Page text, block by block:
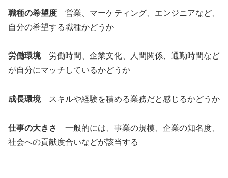
職種の希望度 営業、マーケティング、エンジニアなど、
自分の希望する職種かどうか
労働環境労働時間、企業文化、人間関係、通勤時間など
が自分にマッチしているかどうか
成長環境スキルや経験を積める業務だと感じるかどうか
仕事の大きさ 一般的には、事業の規模、企業の知名度、
社会への貢献度合いなどが該当する